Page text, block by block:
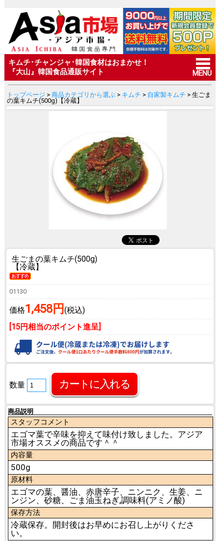
キムチ･チャンジャ･韓国食材はおまかせ！
『大山』韓国食品通販サイト
MENU
トップページ > 商品カテゴリから選ぶ> キムチ > 自家製キムチ > 生ごま
の葉キムチ(500g)【冷蔵】
生ごまの葉キムチ(500g)
【冷蔵】
01130
価格1,458円 (税込)
[15円相当のポイント進呈]
数量
商品説明
スタッフコメント
エゴマ葉で辛味を抑えて味付け致しました。アジア
市場オススメの商品です＾＾
内容量
500g
原材料
エゴマの葉、醤油、赤唐辛子、ニンニク、生姜、ニ
ンジン、砂糖、ごま油玉ねぎ,調味料(アミノ酸)
保存方法
冷蔵保存。開封後はお早めにお召し上がりくださ
い。